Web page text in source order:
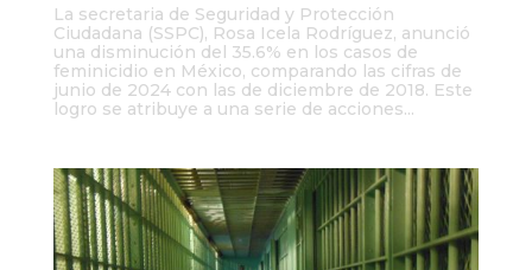
La secretaria de Seguridad y Protección
Ciudadana (SSPC), Rosa Icela Rodríguez, anunció
una disminución del 35.6% en los casos de
feminicidio en México, comparando las cifras de
junio de 2024 con las de diciembre de 2018. Este
logro se atribuye a una serie de acciones...